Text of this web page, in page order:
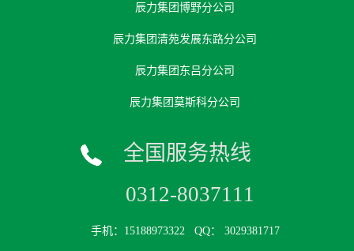
辰力集团博野分公司
辰力集团清苑发展东路分公司
辰力集团东吕分公司
辰力集团莫斯科分公司
全国服务热线
0312-8037111
手机：15188973322 QQ： 3029381717